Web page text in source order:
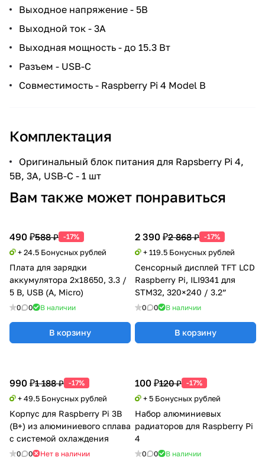
Выходное напряжение - 5В
Выходной ток - 3А
Выходная мощность - до 15.3 Вт
Разъем - USB-C
Совместимость - Raspberry Pi 4 Model B
Комплектация
Оригинальный блок питания для Rapsberry Pi 4,
5В, 3А, USB-C - 1 шт
Вам также может понравиться
490 ₽588 ₽ -17%
+ 24.5 Бонусных рублей
Плата для зарядки
аккумулятора 2x18650, 3.3 /
5 В, USB (A, Micro)
0 0 В наличии
В корзину
2 390 ₽2 868 ₽ -17%
+ 119.5 Бонусных рублей
Сенсорный дисплей TFT LCD
Raspberry Pi, ILI9341 для
STM32, 320×240 / 3.2”
0 0 В наличии
В корзину
100 ₽120 ₽ -17%
+ 5 Бонусных рублей
Набор алюминиевых
радиаторов для Raspberry Pi
4
0 0 В наличии
990 ₽1 188 ₽ -17%
+ 49.5 Бонусных рублей
Корпус для Raspberry Pi 3B
(B+) из алюминиевого сплава
с системой охлаждения
0 0 Нет в наличии